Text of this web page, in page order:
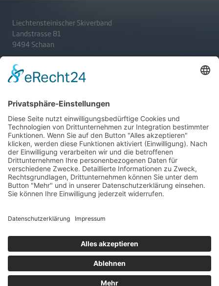
Liechtensteinischer Skiverband
Landstrasse 81
9494 Schaan
T+423 233 36 30
admin@lsv.li
Ski Alpin
Ski Nordisch
Winter-Highlights
Aktuelles
Verband
Aktion Pro Ski
Selektionsrichtlinien
Kontakt
Impressum
Datenschutz
Internationale Verbände
IBU